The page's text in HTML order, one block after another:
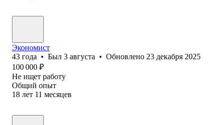
Экономист
43 года • Был 3 августа • Обновлено 23 декабря 2025
100 000 ₽
Не ищет работу
Общий опыт
18 лет 11 месяцев